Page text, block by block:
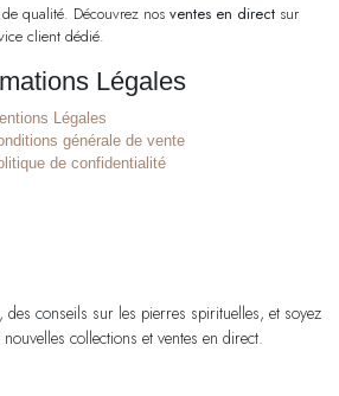
qualité. Découvrez nos ventes en direct sur
client dédié.
Légales
Légales
générale de vente
de confidentialité
des conseils sur les pierres spirituelles, et soyez
collections et ventes en direct.